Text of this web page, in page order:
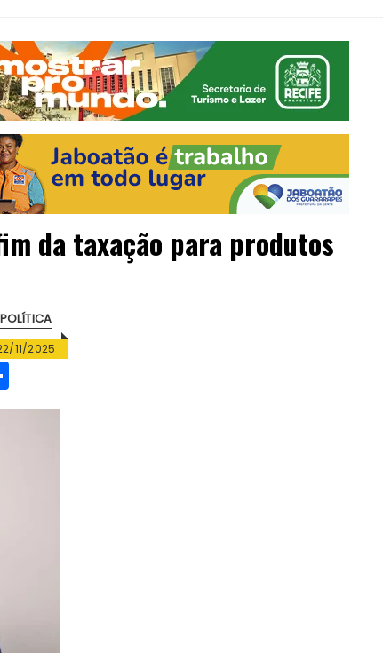
da taxação para produtos
POLÍTICA
11/2025
h